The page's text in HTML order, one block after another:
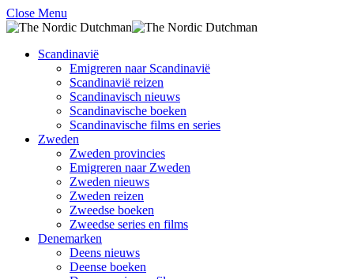
Close Menu
Scandinavië
Emigreren naar Scandinavië
Scandinavië reizen
Scandinavisch nieuws
Scandinavische boeken
Scandinavische films en series
Zweden
Zweden provincies
Emigreren naar Zweden
Zweden nieuws
Zweden reizen
Zweedse boeken
Zweedse series en films
Denemarken
Deens nieuws
Deense boeken